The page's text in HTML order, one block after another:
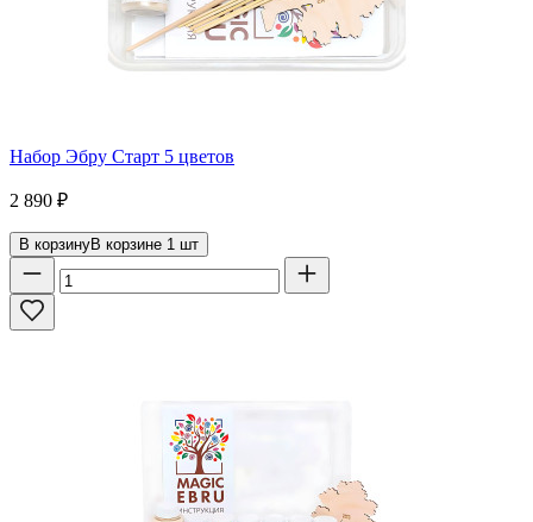
Набор Эбру Старт 5 цветов
2 890 ₽
В корзинуВ корзине 1 шт